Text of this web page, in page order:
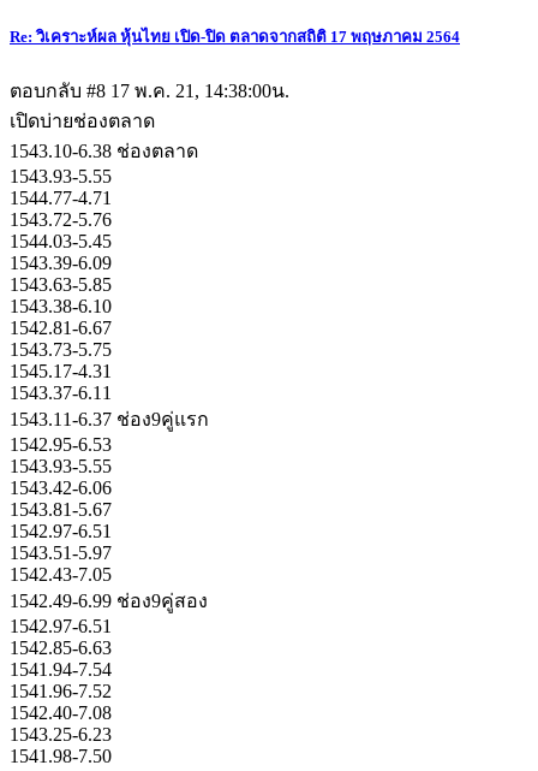
Re: วิเคราะห์ผล หุ้นไทย เปิด-ปิด ตลาดจากสถิติ 17 พฤษภาคม 2564
ตอบกลับ #8 17 พ.ค. 21, 14:38:00น.
เปิดบ่ายช่องตลาด
1543.10-6.38 ช่องตลาด
1543.93-5.55
1544.77-4.71
1543.72-5.76
1544.03-5.45
1543.39-6.09
1543.63-5.85
1543.38-6.10
1542.81-6.67
1543.73-5.75
1545.17-4.31
1543.37-6.11
1543.11-6.37 ช่อง9คู่แรก
1542.95-6.53
1543.93-5.55
1543.42-6.06
1543.81-5.67
1542.97-6.51
1543.51-5.97
1542.43-7.05
1542.49-6.99 ช่อง9คู่สอง
1542.97-6.51
1542.85-6.63
1541.94-7.54
1541.96-7.52
1542.40-7.08
1543.25-6.23
1541.98-7.50